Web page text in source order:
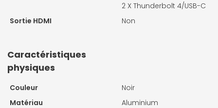
2 X Thunderbolt 4/USB-C
Sortie HDMI
Non
Caractéristiques
physiques
Couleur
Noir
Matériau
Aluminium